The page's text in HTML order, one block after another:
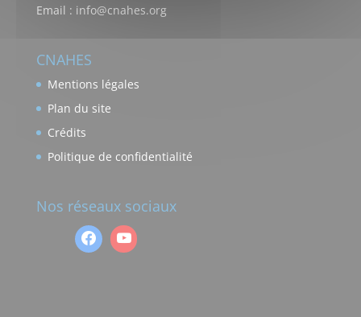
Email : info@cnahes.org
CNAHES
Mentions légales
Plan du site
Crédits
Politique de confidentialité
Nos réseaux sociaux